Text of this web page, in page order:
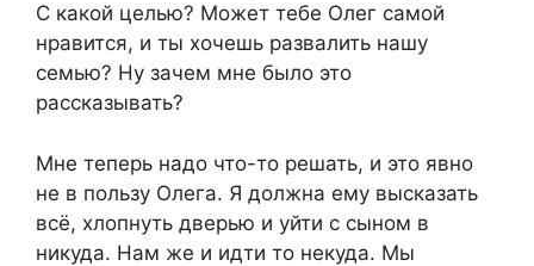
С какой целью? Может тебе Олег самой
нравится, и ты хочешь развалить нашу
семью? Ну зачем мне было это
рассказывать?
Мне теперь надо что-то решать, и это явно
не в пользу Олега. Я должна ему высказать
всё, хлопнуть дверью и уйти с сыном в
никуда. Нам же и идти то некуда. Мы